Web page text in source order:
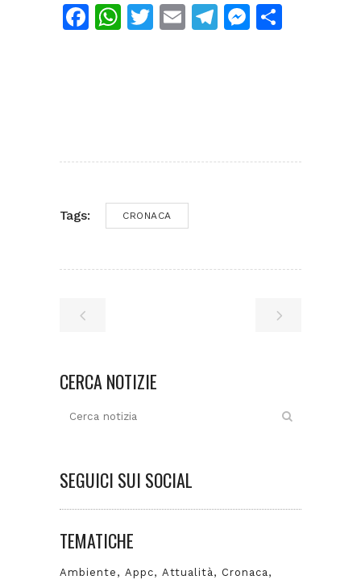
Facebook
WhatsApp
Twitter
EmailTelegram
Tags: CRONACA
CERCA NOTIZIE
SEGUICI SUI SOCIAL
TEMATICHE
Ambiente Appc Attualità Cronaca